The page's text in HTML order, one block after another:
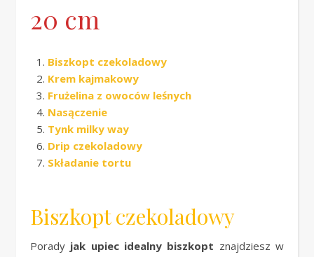
20 cm
Biszkopt czekoladowy
Krem kajmakowy
Frużelina z owoców leśnych
Nasączenie
Tynk milky way
Drip czekoladowy
Składanie tortu
Biszkopt czekoladowy
Porady jak upiec idealny biszkopt znajdziesz w